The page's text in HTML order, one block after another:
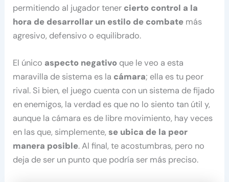
permitiendo al jugador tener cierto control a la
hora de desarrollar un estilo de combate más
agresivo, defensivo o equilibrado.
El único aspecto negativo que le veo a esta
maravilla de sistema es la cámara; ella es tu peor
rival. Si bien, el juego cuenta con un sistema de fijado
en enemigos, la verdad es que no lo siento tan útil y,
aunque la cámara es de libre movimiento, hay veces
en las que, simplemente,se ubica de la peor
manera posible. Al final, te acostumbras, pero no
deja de ser un punto que podría ser más preciso.